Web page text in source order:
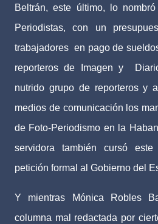
Beltrán, este último, lo
Periodistas, con un
trabajadores en pago de
reporteros de Imagen y
nutrido grupo de reporteros y
medios de comunicación los
de Foto-Periodismo en la
servidora también cursó
petición formal al Gobierno del
Y mientras Mónica Robles
columna mal redactada por